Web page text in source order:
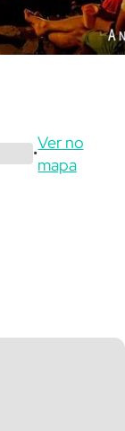
•
Ver no
mapa